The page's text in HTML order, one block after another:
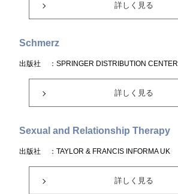
詳しく見る
Schmerz
出版社 ：SPRINGER DISTRIBUTION CENTER
詳しく見る
Sexual and Relationship Therapy
出版社 ：TAYLOR & FRANCIS INFORMA UK
詳しく見る